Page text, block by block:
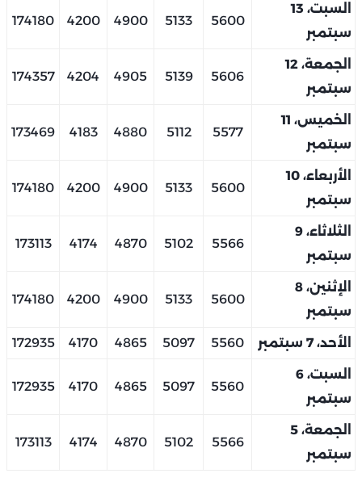
السبت، 13
سبتمبر
5600
5133
4900
4200
174180
الجمعة، 12
سبتمبر
5606
5139
4905
4204
174357
الخميس، 11
سبتمبر
5577
5112
4880
4183
173469
الأربعاء، 10
سبتمبر
5600
5133
4900
4200
174180
الثلاثاء، 9
سبتمبر
5566
5102
4870
4174
173113
الإثنين، 8
سبتمبر
5600
5133
4900
4200
174180
الأحد، 7 سبتمبر 5560
5097
4865
4170
172935
السبت، 6
سبتمبر
5560
5097
4865
4170
172935
الجمعة، 5
سبتمبر
5566
5102
4870
4174
173113